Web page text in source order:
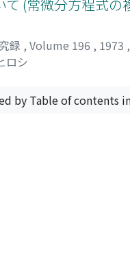
(常微分方程式の
録 , Volume 196 , 1973 ,
ロシ
by Table of contents